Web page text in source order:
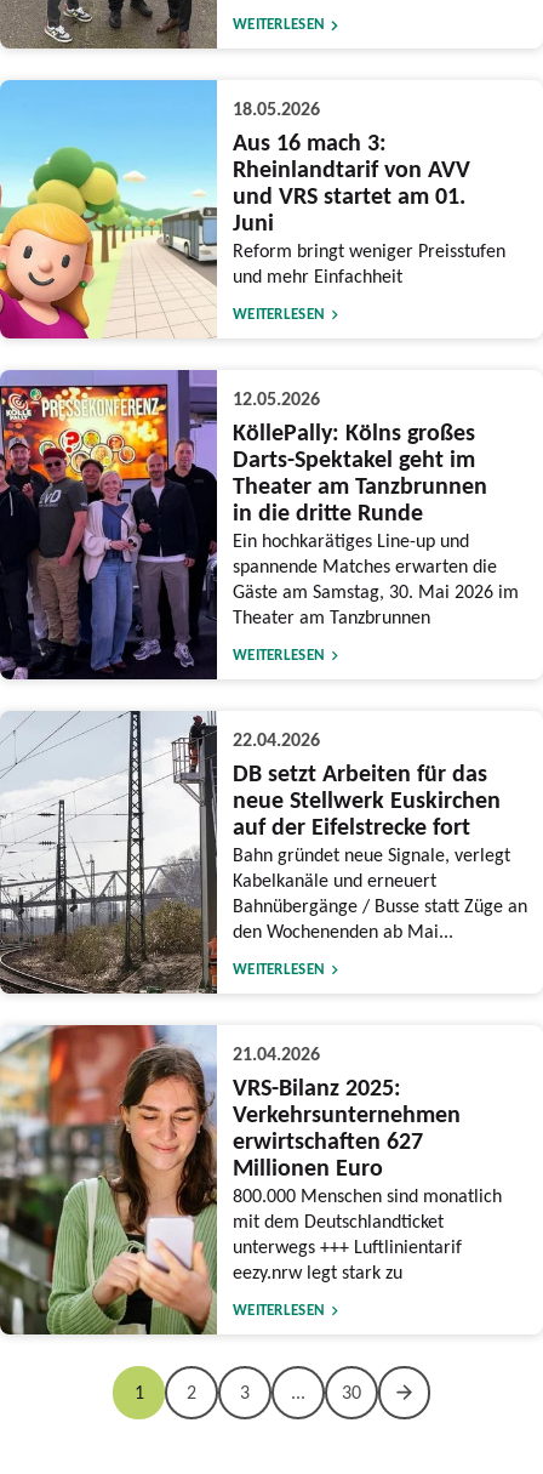
WEITERLESEN
18.05.2026
Aus 16 mach 3:
Rheinlandtarif von AVV
und VRS startet am 01.
Juni
Reform bringt weniger Preisstufen
und mehr Einfachheit
WEITERLESEN
12.05.2026
KöllePally: Kölns großes
Darts-Spektakel geht im
Theater am Tanzbrunnen
in die dritte Runde
Ein hochkarätiges Line-up und
spannende Matches erwarten die
Gäste am Samstag, 30. Mai 2026 im
Theater am Tanzbrunnen
WEITERLESEN
22.04.2026
DB setzt Arbeiten für das
neue Stellwerk Euskirchen
auf der Eifelstrecke fort
Bahn gründet neue Signale, verlegt
Kabelkanäle und erneuert
Bahnübergänge / Busse statt Züge an
den Wochenenden ab Mai...
WEITERLESEN
21.04.2026
VRS-Bilanz 2025:
Verkehrsunternehmen
erwirtschaften 627
Millionen Euro
800.000 Menschen sind monatlich
mit dem Deutschlandticket
unterwegs +++ Luftlinientarif
eezy.nrw legt stark zu
WEITERLESEN
1 2 3 ... 30